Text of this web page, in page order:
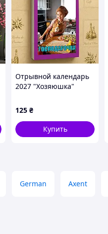
Отрывной календарь
2027 "Хозяюшка"
ежедневный,
украинский язык
125 ₴
Купить
German Axent